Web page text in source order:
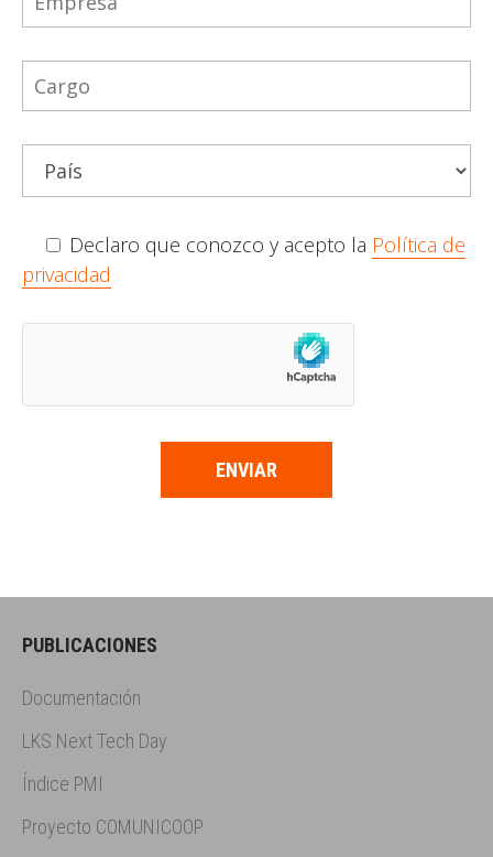
PUBLICACIONES
Documentación
LKS Next Tech Day
Índice PMI
Proyecto COMUNICOOP
Declaro que conozco y acepto la Política de
privacidad